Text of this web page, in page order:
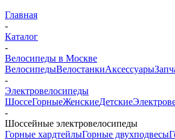
Главная
-
Каталог
-
Велосипеды в Москве
ВелосипедыВелостанкиАксессуары
-
Электровелосипеды
ШоссеГорныеЖенскиеДетские
-
Шоссейные электровелосипеды
Горные хардтейлыГорные двухподвесы